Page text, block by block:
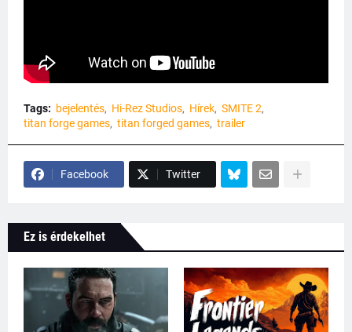
Tags: bejelentés Hi-Rez Studios Hírek SMITE 2
titan forge games titan forged games trailer
Facebook Twitter
Ez is érdekelhet